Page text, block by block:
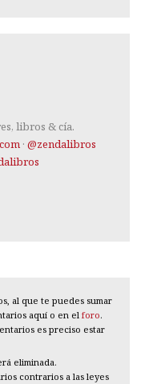
libros & cía.
· @zendalibros
al que te puedes sumar
aquí o en el foro.
es preciso estar
eliminada.
contrarios a las leyes